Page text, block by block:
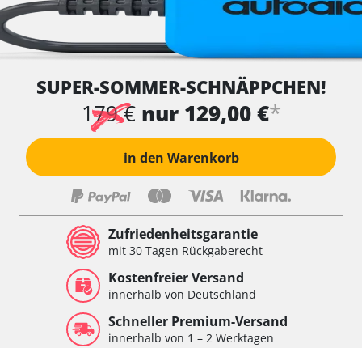
SUPER-SOMMER-SCHNÄPPCHEN!
179 € nur 129,00 €*
in den Warenkorb
Zufriedenheitsgarantie
mit 30 Tagen Rückgaberecht
Kostenfreier Versand
innerhalb von Deutschland
Schneller Premium-Versand
innerhalb von 1 – 2 Werktagen